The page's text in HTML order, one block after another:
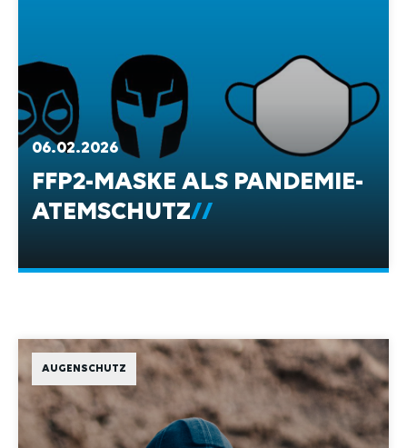
06.02.2026
FFP2-MASKE ALS PANDEMIE-
ATEMSCHUTZ
AUGENSCHUTZ